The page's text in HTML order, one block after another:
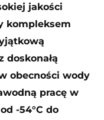
jakości
kompleksem
doskonałą
obecności wody
pracę w
-54°C do